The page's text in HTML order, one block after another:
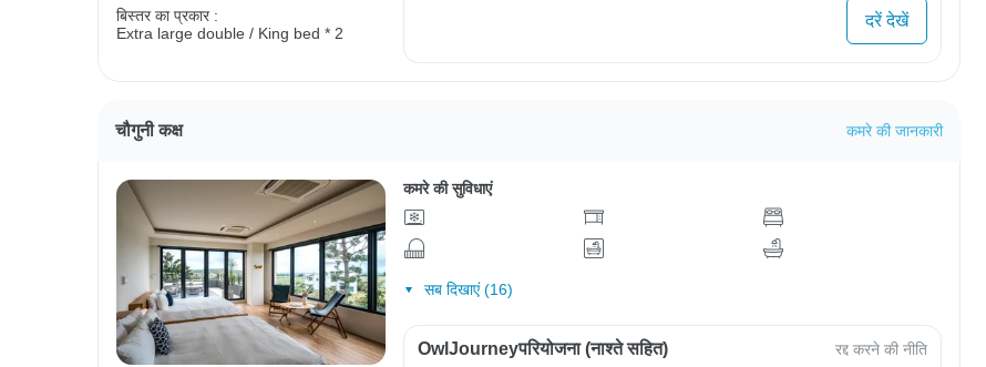
बिस्तर का प्रकार :
Extra large double / King bed * 2
दरें देखें
चौगुनी कक्ष कमरे की जानकारी
कमरे की सुविधाएं
सब दिखाएं (16)
OwlJourneyपरियोजना (नाश्ते सहित) रद्द करने की नीति